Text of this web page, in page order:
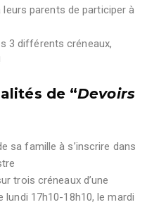
parents de participer à
3 différents créneaux,
de “Devoirs
sa famille à s’inscrire dans
trois créneaux d’une
17h10-18h10, le mardi